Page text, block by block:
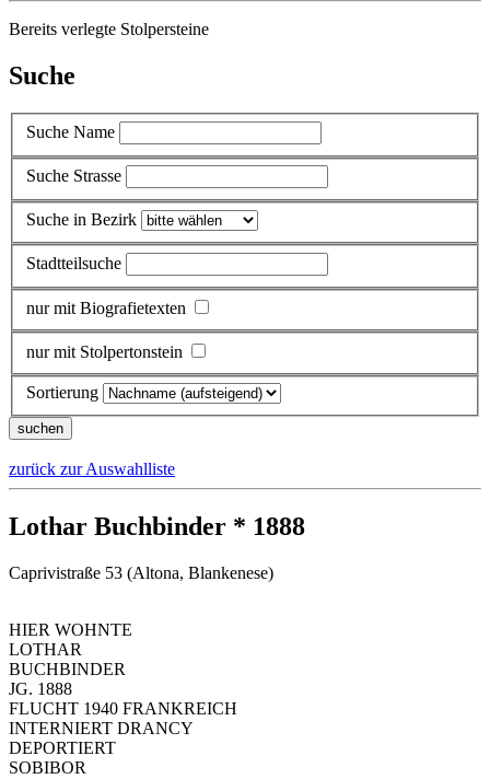
Bereits verlegte Stolpersteine
Suche
Suche Name
Suche Strasse
Suche in Bezirk
Stadtteilsuche
nur mit Biografietexten
nur mit Stolpertonstein
Sortierung
zurück zur Auswahlliste
Lothar Buchbinder * 1888
Caprivistraße 53 (Altona, Blankenese)
HIER WOHNTE
LOTHAR
BUCHBINDER
JG. 1888
FLUCHT 1940 FRANKREICH
INTERNIERT DRANCY
DEPORTIERT
SOBIBOR